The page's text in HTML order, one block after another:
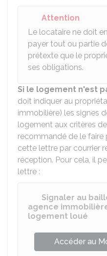
Attention
Le locataire ne doit
payer tout ou partie
prétexte que le
ses obligations.
Si le logement n'est
doit indiquer au
immobilière) les signes
logement aux critères
recommandé de le faire
cette lettre par courrier
réception. Pour cela, il
lettre :
Signaler au
agence
logement loué
Accéder au